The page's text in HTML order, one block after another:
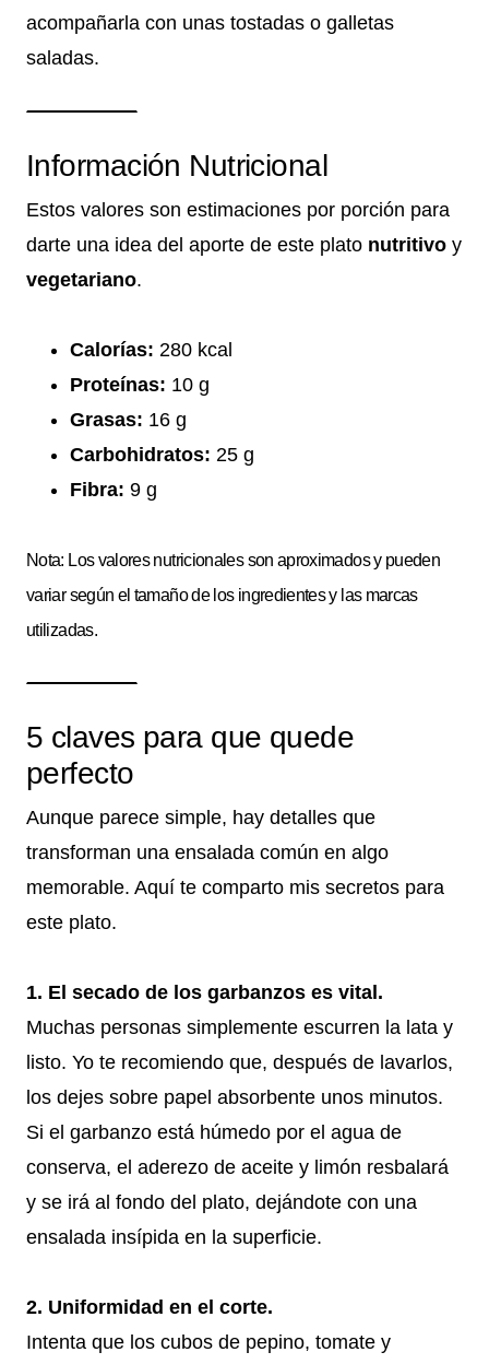
acompañarla con unas tostadas o galletas
saladas.
Información Nutricional
Estos valores son estimaciones por porción para
darte una idea del aporte de este plato nutritivo y
vegetariano.
Calorías: 280 kcal
Proteínas: 10 g
Grasas: 16 g
Carbohidratos: 25 g
Fibra: 9 g
Nota: Los valores nutricionales son aproximados y pueden
variar según el tamaño de los ingredientes y las marcas
utilizadas.
5 claves para que quede
perfecto
Aunque parece simple, hay detalles que
transforman una ensalada común en algo
memorable. Aquí te comparto mis secretos para
este plato.
1. El secado de los garbanzos es vital.
Muchas personas simplemente escurren la lata y
listo. Yo te recomiendo que, después de lavarlos,
los dejes sobre papel absorbente unos minutos.
Si el garbanzo está húmedo por el agua de
conserva, el aderezo de aceite y limón resbalará
y se irá al fondo del plato, dejándote con una
ensalada insípida en la superficie.
2. Uniformidad en el corte.
Intenta que los cubos de pepino, tomate y